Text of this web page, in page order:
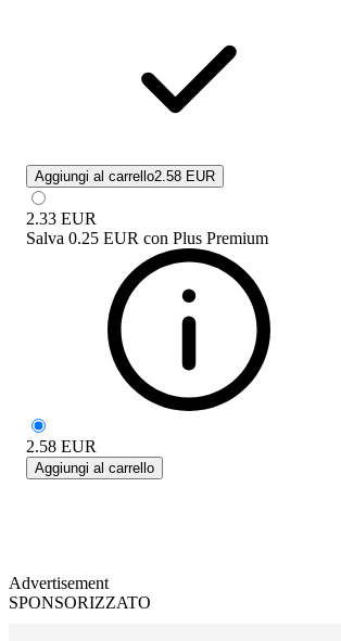
Aggiungi al carrello2.58 EUR
2.33 EUR
Salva 0.25 EUR con Plus Premium
2.58 EUR
Aggiungi al carrello
Advertisement
SPONSORIZZATO